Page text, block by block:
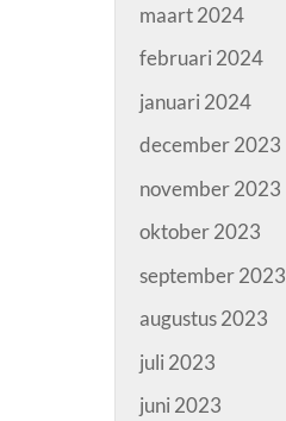
maart 2024
februari 2024
januari 2024
december 2023
november 2023
oktober 2023
september 2023
augustus 2023
juli 2023
juni 2023